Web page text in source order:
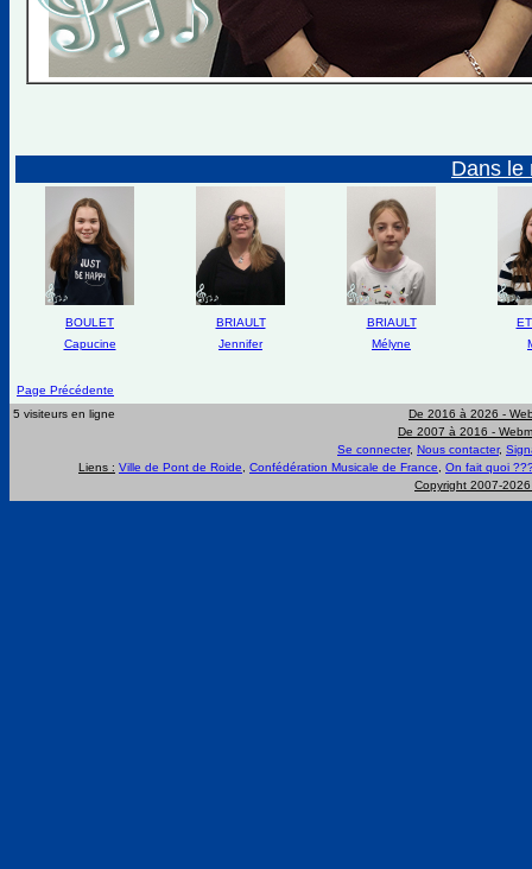
Dans le
BOULET
Capucine
BRIAULT
Jennifer
BRIAULT
Mélyne
Page Précédente
5 visiteurs en ligne
De 2016 à 2026 -
De 2007 à 2016 -
Se connecter, Nous contacter,
Liens : Ville de Pont de Roide Confédération Musicale de France
On fait quoi
Copyright 2007-